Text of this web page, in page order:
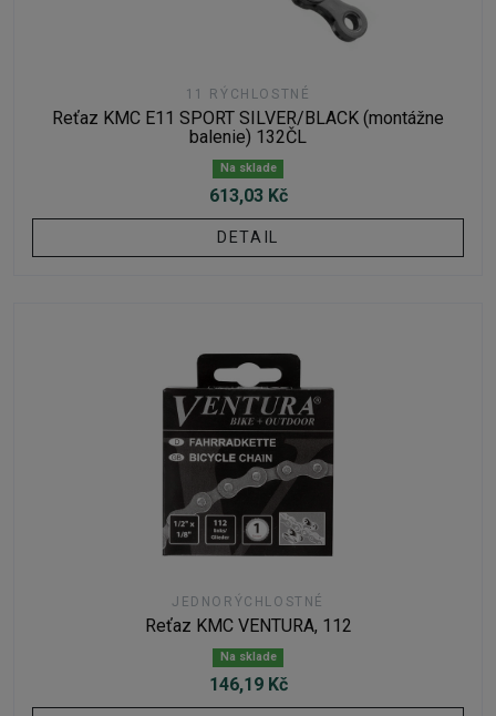
11 RÝCHLOSTNÉ
Reťaz KMC E11 SPORT SILVER/BLACK (montážne
balenie) 132ČL
Na sklade
613,03 Kč
DETAIL
JEDNORÝCHLOSTNÉ
Reťaz KMC VENTURA, 112
Na sklade
146,19 Kč